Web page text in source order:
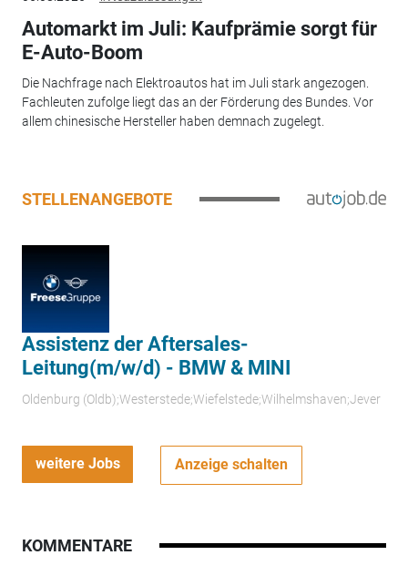
Automarkt im Juli: Kaufprämie sorgt für
E-Auto-Boom
Die Nachfrage nach Elektroautos hat im Juli stark angezogen.
Fachleuten zufolge liegt das an der Förderung des Bundes. Vor
allem chinesische Hersteller haben demnach zugelegt.
STELLENANGEBOTE
Assistenz der Aftersales-
Leitung(m/w/d) - BMW & MINI
Oldenburg (Oldb);Westerstede;Wiefelstede;Wilhelmshaven;Jever
weitere Jobs Anzeige schalten
KOMMENTARE